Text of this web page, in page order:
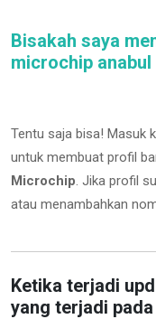
Bisakah saya
microchip
Tentu saja bisa! Masuk
untuk membuat profil
Microchip. Jika profil
atau menambahkan
Ketika terjadi
yang terjadi